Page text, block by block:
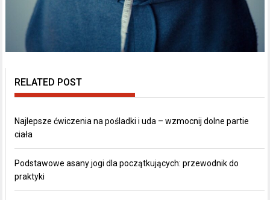
RELATED POST
Najlepsze ćwiczenia na pośladki i uda – wzmocnij dolne partie
ciała
Podstawowe asany jogi dla początkujących: przewodnik do
praktyki